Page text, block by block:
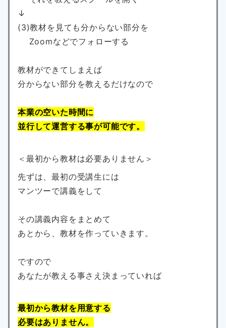
↓
(3)教材を見ても分からない部分を
Zoomなどでフォローする
教材ができてしまえば
分からない部分を教えるだけなので
本業の空いた時間に
並行して運営する事が可能です。
＜最初から教材は必要ありません＞
先ずは、最初の受講生には
マンツーで講義をして
その講義内容をまとめて
あとから、教材を作っていきます。
ですので
あなたが教える事さえ決まっていれば
最初から教材を用意する
必要はありません。